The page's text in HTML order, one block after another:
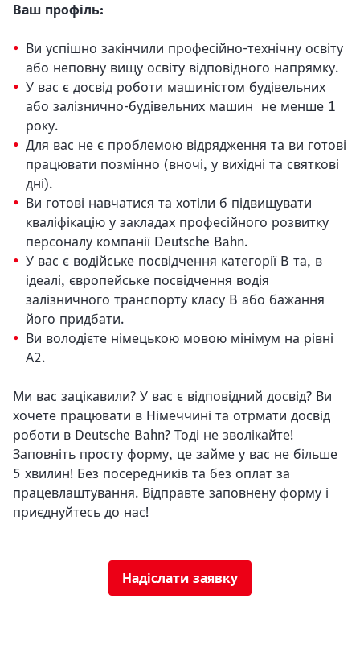
Ваш профіль:
Ви успішно закінчили професійно-технічну освіту
або неповну вищу освіту відповідного напрямку.
У вас є досвід роботи машиністом будівельних
або залізнично-будівельних машин не менше 1
року.
Для вас не є проблемою відрядження та ви готові
працювати позмінно (вночі, у вихідні та святкові
дні).
Ви готові навчатися та хотіли б підвищувати
кваліфікацію у закладах професійного розвитку
персоналу компанії Deutsche Bahn.
У вас є водійське посвідчення категорії B та, в
ідеалі, європейське посвідчення водія
залізничного транспорту класу B або бажання
його придбати.
Ви володієте німецькою мовою мінімум на рівні
А2.
Ми вас зацікавили? У вас є відповідний досвід? Ви
хочете працювати в Німеччині та отрмати досвід
роботи в Deutsche Bahn? Тоді не зволікайте!
Заповніть просту форму, це займе у вас не більше
5 хвилин! Без посередників та без оплат за
працевлаштування. Відправте заповнену форму і
приєднуйтесь до нас!
Надіслати заявку